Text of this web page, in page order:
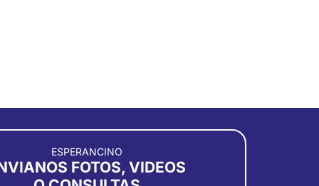
ESPERANCINO
FOTOS, VIDEOS